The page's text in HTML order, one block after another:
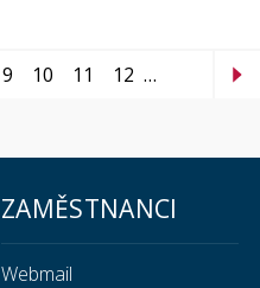
9 10 11 12 …
ZAMĚSTNANCI
Webmail